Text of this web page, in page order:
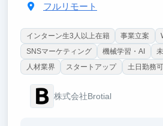
フルリモート
インターン生3人以上在籍 事業立案
SNSマーケティング
機械学習・AI
人材業界
スタートアップ 土日勤務可
株式会社Brotial